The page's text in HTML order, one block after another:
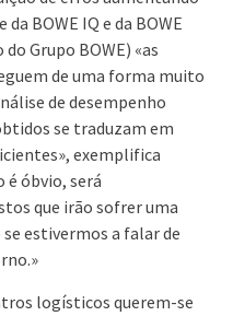
BOWE IQ e da BOWE
Grupo BOWE) «as
de uma forma muito
de desempenho
se traduzam em
exemplifica
é óbvio, será
que irão sofrer uma
estivermos a falar de
logísticos querem-se